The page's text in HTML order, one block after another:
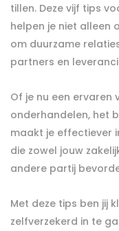
tillen. Deze vijf tips
helpen je niet alleen
om duurzame
partners en
Of je nu een
onderhandelen, het
maakt je effectiever
die zowel jouw
andere partij
Met deze tips ben jij
zelfverzekerd in te